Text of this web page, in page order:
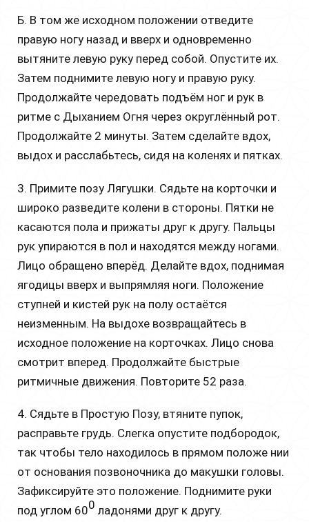
Б. В том же исходном положении отведите
правую ногу назад и вверх и одновременно
вытяните левую руку перед собой. Опустите их.
Затем поднимите левую ногу и правую руку.
Продолжайте чередовать подъём ног и рук в
ритме с Дыханием Огня через округлённый рот.
Продолжайте 2 минуты. Затем сделайте вдох,
выдох и расслабьтесь, сидя на коленях и пятках.
3. Примите позу Лягушки. Сядьте на корточки и
широко разведите колени в стороны. Пятки не
касаются пола и прижаты друг к другу. Пальцы
рук упираются в пол и находятся между ногами.
Лицо обращено вперёд. Делайте вдох, поднимая
ягодицы вверх и выпрямляя ноги. Положение
ступней и кистей рук на полу остаётся
неизменным. На выдохе возвращайтесь в
исходное положение на корточках. Лицо снова
смотрит вперед. Продолжайте быстрые
ритмичные движения. Повторите 52 раза.
4. Сядьте в Простую Позу, втяните пупок,
расправьте грудь. Слегка опустите подбородок,
так чтобы тело находилось в прямом положе нии
от основания позвоночника до макушки головы.
Зафиксируйте это положение. Поднимите руки
под углом 600 ладонями друг к другу.